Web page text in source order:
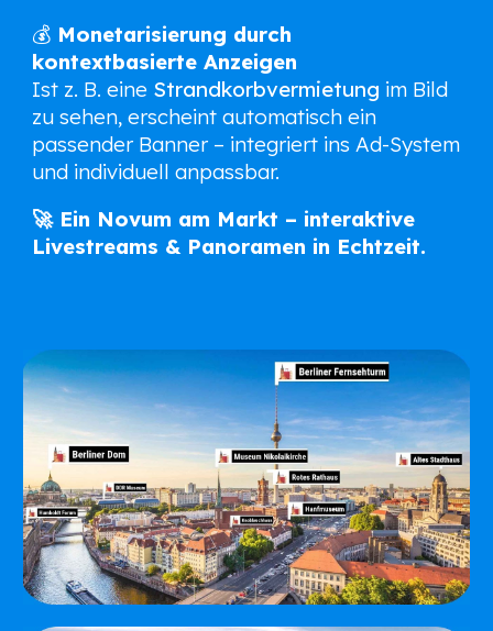
💰 Monetarisierung durch
kontextbasierte Anzeigen
Ist z. B. eine Strandkorbvermietung im Bild
zu sehen, erscheint automatisch ein
passender Banner – integriert ins Ad-System
und individuell anpassbar.
🚀 Ein Novum am Markt – interaktive
Livestreams & Panoramen in Echtzeit.